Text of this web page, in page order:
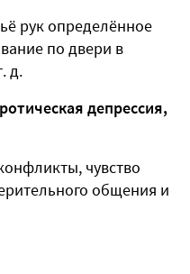
рук определённое
по двери в
д.
депрессия,
чувство
общения и